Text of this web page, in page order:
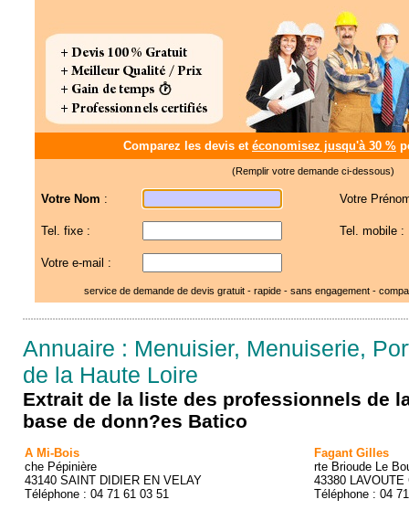
Comparez les devis et économisez jusqu'à 30 %
(Remplir votre demande ci-dessous)
Votre Nom : Votre
Tel. fixe : Tel. mobile :
Votre e-mail :
service de demande de devis gratuit - rapide - sans engagement -
Annuaire : Menuisier, Menuiserie,
de la Haute Loire
Extrait de la liste des professionnels de
base de donn?es Batico
A Mi-Bois
che Pépinière
43140 SAINT DIDIER EN VELAY
Téléphone : 04 71 61 03 51
Fagant Gilles
rte Brioude Le
43380 LAVOUTE
Téléphone : 04